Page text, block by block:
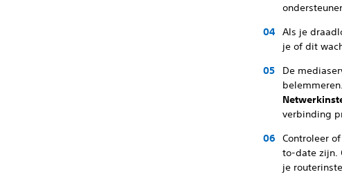
Als je
je of dit
De
verbinding
Controleer
to-date zijn.
je